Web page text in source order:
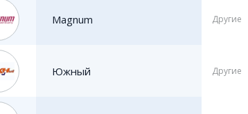
Magnum Другие
Южный Другие